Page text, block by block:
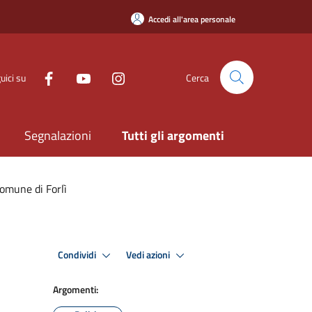
Accedi all'area personale
su Cerca
Segnalazioni Tutti gli argomenti
di Forlì
Condividi Vedi azioni
Argomenti: